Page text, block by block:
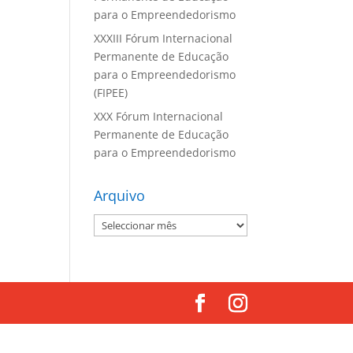
para o Empreendedorismo
XXXIII Fórum Internacional
Permanente de Educação
para o Empreendedorismo
(FIPEE)
XXX Fórum Internacional
Permanente de Educação
para o Empreendedorismo
Arquivo
Arquivo